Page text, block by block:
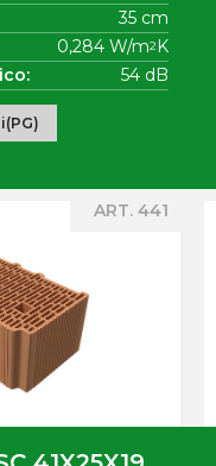
35 cm
0,284 W/m2 K
54 dB
ART. 441